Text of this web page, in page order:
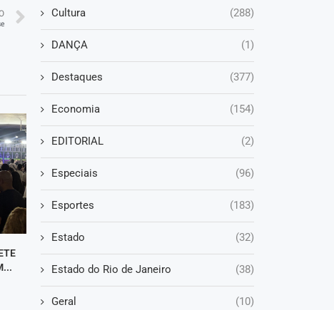
Cultura (288)
DANÇA (1)
Destaques (377)
Economia (154)
EDITORIAL (2)
Especiais (96)
Esportes (183)
Estado (32)
Estado do Rio de Janeiro (38)
Geral (10)